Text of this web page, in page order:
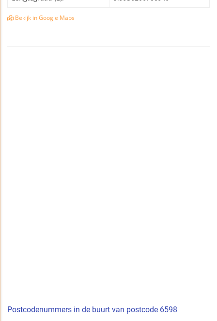
Bekijk in Google Maps
Postcodenummers in de buurt van postcode 6598